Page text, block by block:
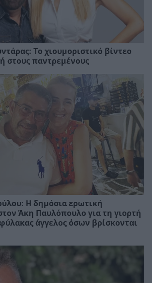
Το χιουμοριστικό βίντεο
στους παντρεμένους
Η δημόσια ερωτική
Άκη Παυλόπουλο για τη γιορτή
άγγελος όσων βρίσκονται